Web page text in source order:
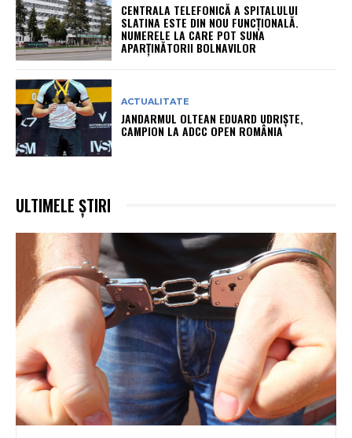
CENTRALA TELEFONICĂ A SPITALULUI
SLATINA ESTE DIN NOU FUNCȚIONALĂ.
NUMERELE LA CARE POT SUNA
APARȚINĂTORII BOLNAVILOR
ACTUALITATE
JANDARMUL OLTEAN EDUARD UDRIȘTE,
CAMPION LA ADCC OPEN ROMÂNIA
ULTIMELE ȘTIRI